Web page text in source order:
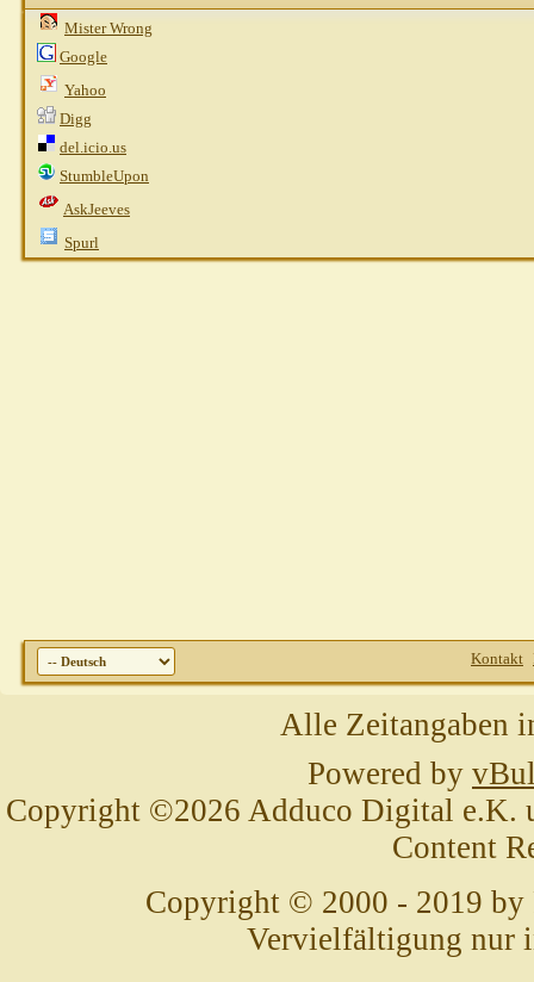
Mister Wrong
Google
Yahoo
Digg
del.icio.us
StumbleUpon
AskJeeves
Spurl
Kontakt
Alle Zeitangaben
Powered by
Copyright ©2026 Adduco Digital e.K.
Content
Copyright © 2000 - 2019 by
Vervielfältigung nur